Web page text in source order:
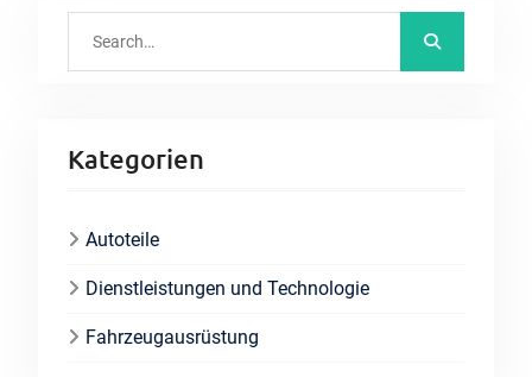
Kategorien
Autoteile
Dienstleistungen und Technologie
Fahrzeugausrüstung